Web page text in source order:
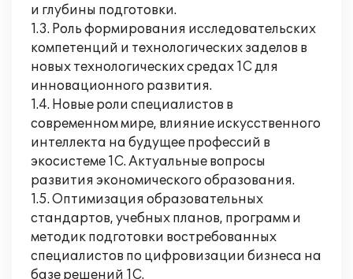
и глубины подготовки.
1.3. Роль формирования исследовательских
компетенций и технологических заделов в
новых технологических средах 1С для
инновационного развития.
1.4. Новые роли специалистов в
современном мире, влияние искусственного
интеллекта на будущее профессий в
экосистеме 1С. Актуальные вопросы
развития экономического образования.
1.5. Оптимизация образовательных
стандартов, учебных планов, программ и
методик подготовки востребованных
специалистов по цифровизации бизнеса на
базе решений 1С.